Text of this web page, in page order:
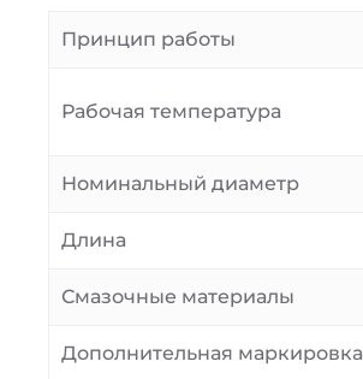
Принцип работы
Рабочая температура
Номинальный диаметр
Длина
Смазочные материалы
Дополнительная маркировка